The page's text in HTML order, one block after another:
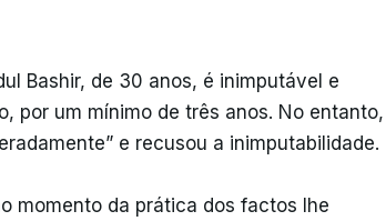
Bashir, de 30 anos, é inimputável e
por um mínimo de três anos. No entanto,
e recusou a inimputabilidade.
momento da prática dos factos lhe